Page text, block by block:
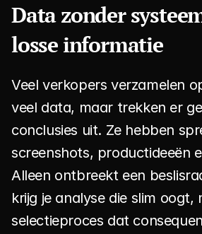
Data zonder
losse informatie
Veel verkopers verzamelen
veel data, maar trekken er
conclusies uit. Ze hebben
screenshots, productideeën
Alleen ontbreekt een
krijg je analyse die slim oogt,
selectieproces dat